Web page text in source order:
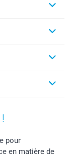
pour
en matière de